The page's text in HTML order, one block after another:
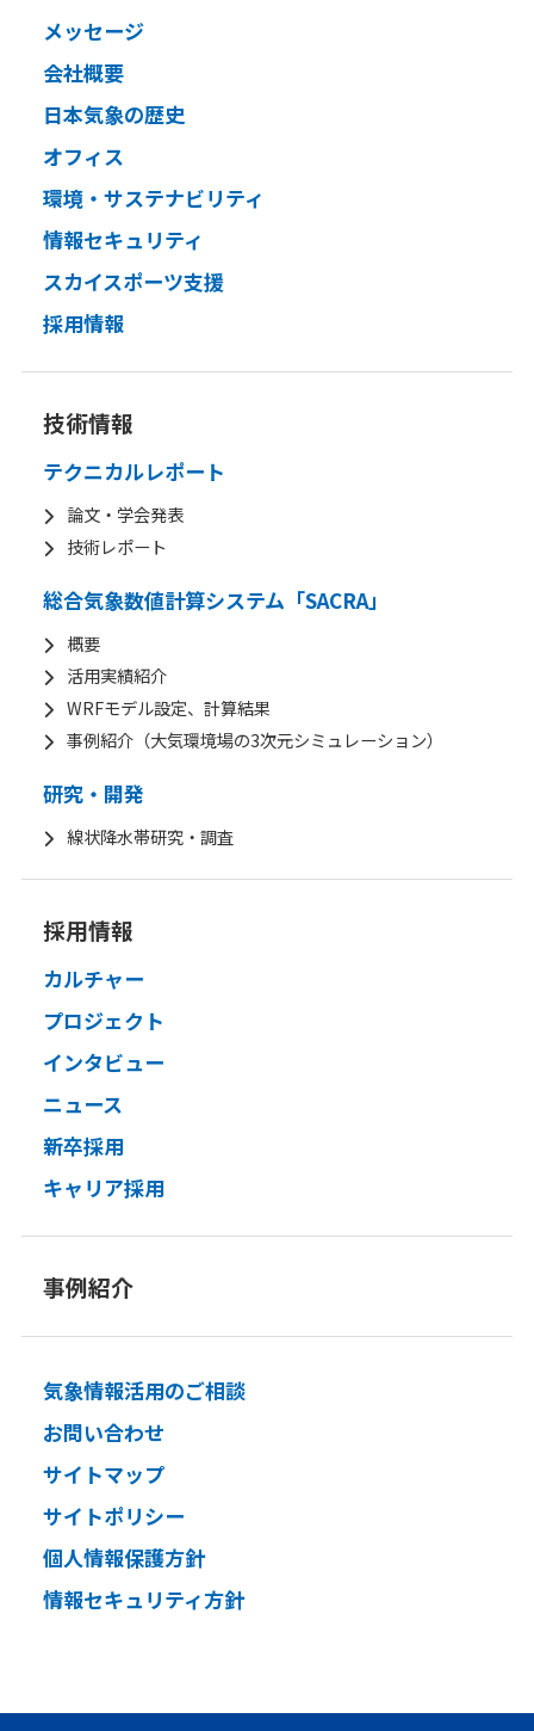
メッセージ
会社概要
日本気象の歴史
オフィス
環境・サステナビリティ
情報セキュリティ
スカイスポーツ支援
採用情報
技術情報
テクニカルレポート
論文・学会発表
技術レポート
総合気象数値計算システム「SACRA」
概要
活用実績紹介
WRFモデル設定、計算結果
事例紹介（大気環境場の3次元シミュレーション）
研究・開発
線状降水帯研究・調査
採用情報
カルチャー
プロジェクト
インタビュー
ニュース
新卒採用
キャリア採用
事例紹介
気象情報活用のご相談
お問い合わせ
サイトマップ
サイトポリシー
個人情報保護方針
情報セキュリティ方針